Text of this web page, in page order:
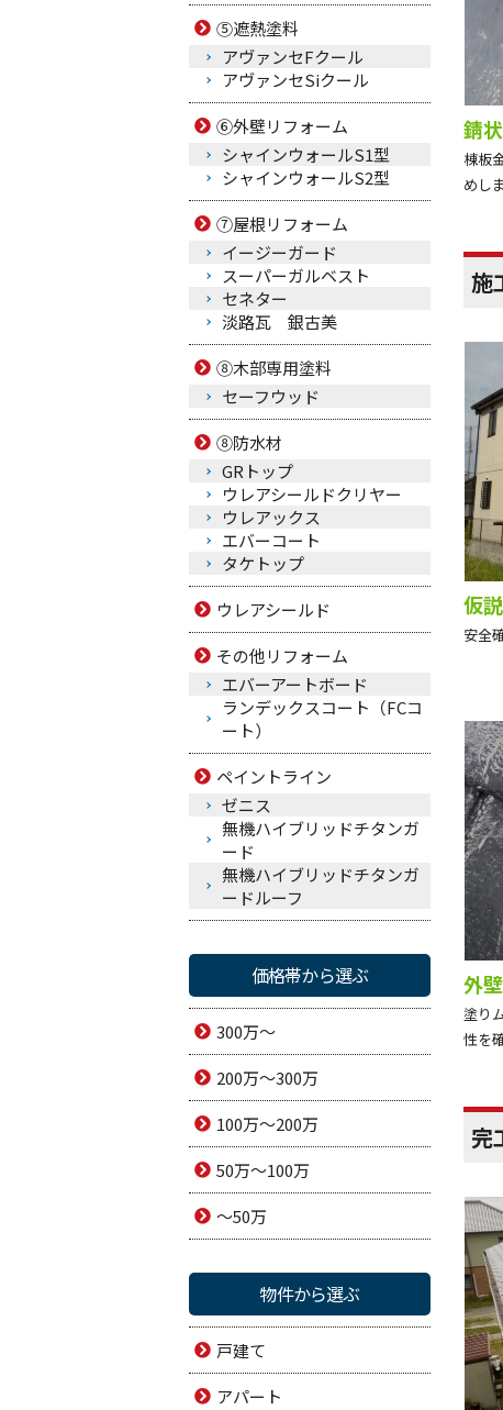
錆
棟板
めし
施
仮
安全
外
塗り
性を
完
⑤遮熱塗料
アヴァンセFクール
アヴァンセSiクール
⑥外壁リフォーム
シャインウォールS1型
シャインウォールS2型
⑦屋根リフォーム
イージーガード
スーパーガルベスト
セネター
淡路瓦 銀古美
⑧木部専用塗料
セーフウッド
⑧防水材
GRトップ
ウレアシールドクリヤー
ウレアックス
エバーコート
タケトップ
ウレアシールド
その他リフォーム
エバーアートボード
ランデックスコート（FCコ
ート）
ペイントライン
ゼニス
無機ハイブリッドチタンガ
ード
無機ハイブリッドチタンガ
ードルーフ
価格帯から選ぶ
300万～
200万～300万
100万～200万
50万～100万
～50万
物件から選ぶ
戸建て
アパート